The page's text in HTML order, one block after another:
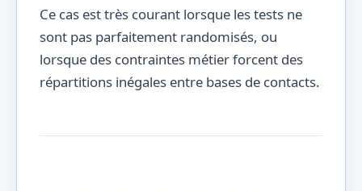
Ce cas est très courant lorsque les tests ne
sont pas parfaitement randomisés, ou
lorsque des contraintes métier forcent des
répartitions inégales entre bases de contacts.